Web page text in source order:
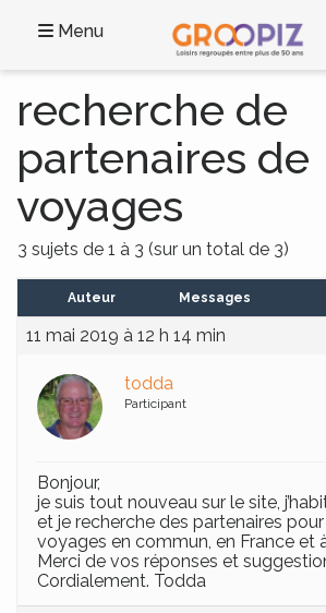
Menu
recherche de
partenaires de
voyages
3 sujets de 1 à 3 (sur un total de 3)
Auteur Messages
11 mai 2019 à 12 h 14 min
todda
Participant
Bonjour,
je suis tout nouveau sur le site,
et je recherche des partenaires
voyages en commun, en France et à
Merci de vos réponses et
Cordialement. Todda